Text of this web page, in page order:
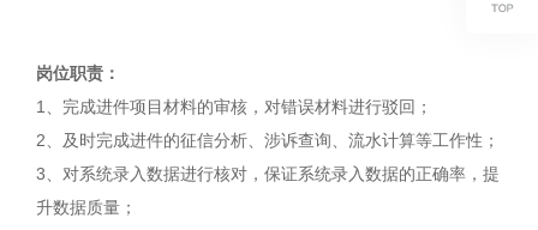
岗位职责：
1、完成进件项目材料的审核，对错误材料进行驳回；
2、及时完成进件的征信分析、涉诉查询、流水计算等工作性；
3、对系统录入数据进行核对，保证系统录入数据的正确率，提
升数据质量；